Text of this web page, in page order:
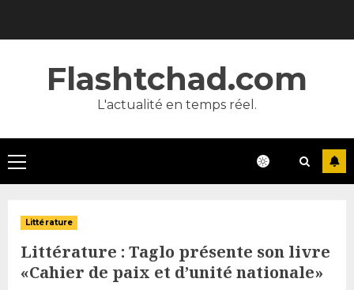
Flashtchad.com
L'actualité en temps réel.
Primary
Menu
Littérature
Littérature : Taglo présente son livre
«Cahier de paix et d’unité nationale»